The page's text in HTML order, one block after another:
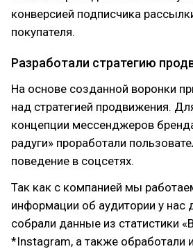
конверсией подписчика
покупателя.
Разработали стратегию
На основе созданной воронки
над стратегией продвижения.
концепции мессенджеров
радуги» проработали
поведение в соцсетях.
Так как с компанией мы
информации об аудитории у нас
собрали данные из статистики
*Instagram, а также обработали